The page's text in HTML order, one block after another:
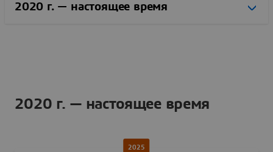
2020 г. — настоящее время
2025